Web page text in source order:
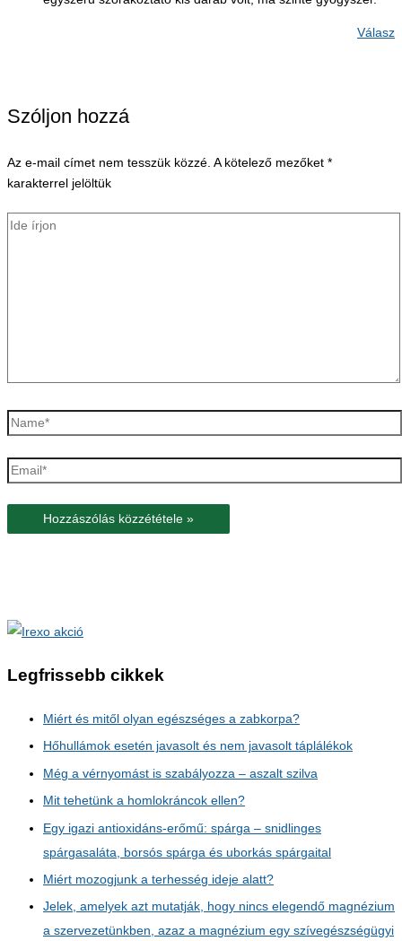
Válasz
Szóljon hozzá
Az e-mail címet nem tesszük közzé. A kötelező mezőket *
karakterrel jelöltük
Ide
Name*
Email*
Legfrissebb cikkek
Miért és mitől olyan egészséges a zabkorpa?
Hőhullámok esetén javasolt és nem javasolt táplálékok
Még a vérnyomást is szabályozza – aszalt szilva
Mit tehetünk a homlokráncok ellen?
Egy igazi antioxidáns-erőmű: spárga – snidlinges
spárgasaláta, borsós spárga és uborkás spárgaital
Miért mozogjunk a terhesség ideje alatt?
Jelek, amelyek azt mutatják, hogy nincs elegendő magnézium
a szervezetünkben, azaz a magnézium egy szívegészségügyi